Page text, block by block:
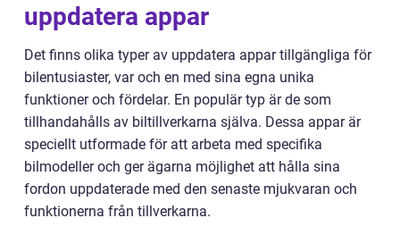
uppdatera appar
Det finns olika typer av uppdatera appar tillgängliga för
bilentusiaster, var och en med sina egna unika
funktioner och fördelar. En populär typ är de som
tillhandahålls av biltillverkarna själva. Dessa appar är
speciellt utformade för att arbeta med specifika
bilmodeller och ger ägarna möjlighet att hålla sina
fordon uppdaterade med den senaste mjukvaran och
funktionerna från tillverkarna.